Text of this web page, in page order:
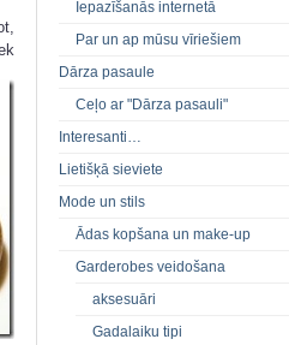
Iepazīšanās internetā
Par un ap mūsu vīriešiem
Dārza pasaule
Ceļo ar "Dārza pasauli"
Interesanti…
Lietišķā sieviete
Mode un stils
Ādas kopšana un make-up
Garderobes veidošana
aksesuāri
Gadalaiku tipi